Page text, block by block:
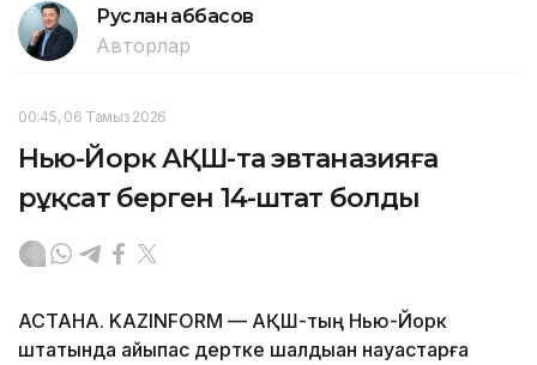
Руслан Ғаббасов
Авторлар
00:45, 06 Тамыз 2026
Нью-Йорк АҚШ-та эвтаназияға
рұқсат берген 14-штат болды
АСТАНА. KAZINFORM — АҚШ-тың Нью-Йорк
штатында айықпас дертке шалдыққан науқастарға